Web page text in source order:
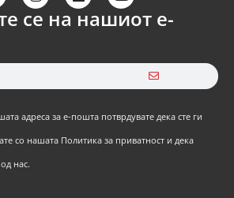
се на нашиот е-
адреса за е-пошта потврдувате дека сте ги
со нашата Политика за приватност и дека
нас.